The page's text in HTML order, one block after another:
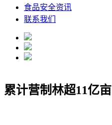
食品安全资讯
联系我们
累计营制林超11亿亩